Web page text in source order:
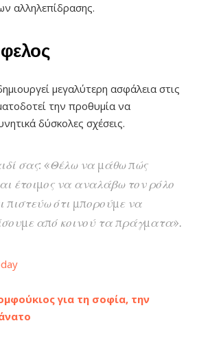
αλληλεπίδρασης.
μεγαλύτερη ασφάλεια στις
την προθυμία να
δύσκολες σχέσεις.
σας: «Θέλω να μάθω πώς
έτοιμος να αναλάβω τον ρόλο
πιστεύω ότι μπορούμε να
από κοινού τα πράγματα».
για τη σοφία, την